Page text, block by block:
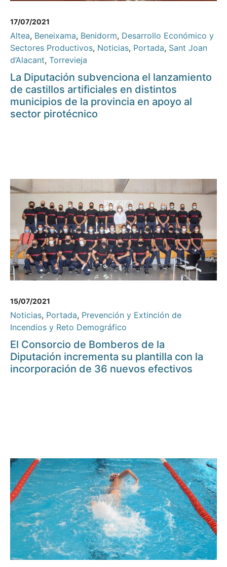
17/07/2021
Altea, Beneixama, Benidorm, Desarrollo Económico y
Sectores Productivos, Noticias, Portada, Sant Joan
d’Alacant, Torrevieja
La Diputación subvenciona el lanzamiento
de castillos artificiales en distintos
municipios de la provincia en apoyo al
sector pirotécnico
15/07/2021
Noticias, Portada, Prevención y Extinción de
Incendios y Reto Demográfico
El Consorcio de Bomberos de la
Diputación incrementa su plantilla con la
incorporación de 36 nuevos efectivos